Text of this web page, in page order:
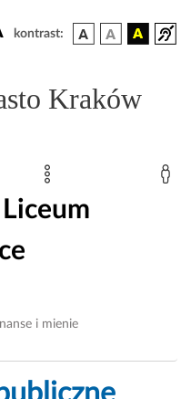
kontrast:
Kraków
i mienie